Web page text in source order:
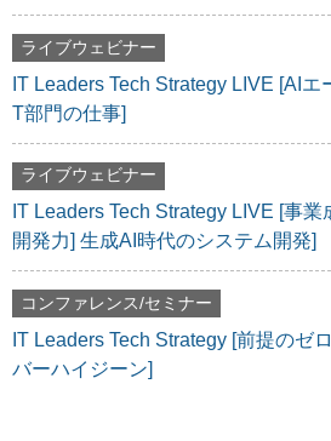
ライブウェビナー
IT Leaders Tech Strategy LIVE [AIエ
T部門の仕事]
ライブウェビナー
IT Leaders Tech Strategy LIVE [事
開発力] 生成AI時代のシステム開発]
コンファレンス/セミナー
IT Leaders Tech Strategy [前提のゼ
バーハイジーン]